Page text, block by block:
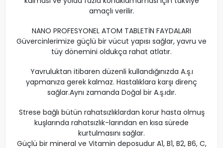
amaçlı verilir.
NANO PROFESYONEL ATOM TABLETİN FAYDALARI
Güvercinlerimize güçlü bir vücut yapısı sağlar, yavru ve
tüy dönemini oldukça rahat atlatır.
Yavruluktan itibaren düzenli kullandığınızda A.ş.ı
yapmanıza gerek kalmaz. Hastalıklara karşı direnç
sağlar.Aynı zamanda Doğal bir A.ş.ıdır.
Strese bağlı bütün rahatsızlıklardan korur hasta olmuş
kuşlarında rahatsızlık-larından en kısa sürede
kurtulmasını sağlar.
Güçlü bir mineral ve Vitamin deposudur A1, B1, B2, B6, C,